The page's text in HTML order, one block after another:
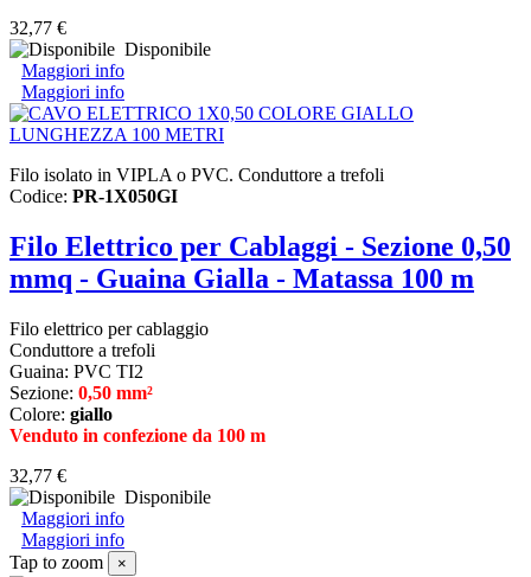
32,77 €
Disponibile
Maggiori info
Maggiori info
Filo isolato in VIPLA o PVC. Conduttore a trefoli
Codice: PR-1X050GI
Filo Elettrico per Cablaggi - Sezione 0,50
mmq - Guaina Gialla - Matassa 100 m
Filo elettrico per cablaggio
Conduttore a trefoli
Guaina: PVC TI2
Sezione: 0,50 mm²
Colore: giallo
Venduto in confezione da 100 m
32,77 €
Disponibile
Maggiori info
Maggiori info
Tap to zoom
×